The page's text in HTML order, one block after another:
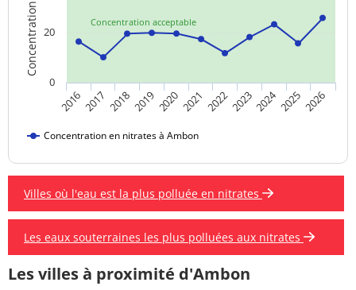
Concentration acceptable
Concentration en nitrates à Ambon
20162017 2018201920202021 20222023202420252026
0
20
Villes où l'eau est la plus polluée en nitrates
Les eaux souterraines les plus polluées aux nitrates
Les villes à proximité d'Ambon